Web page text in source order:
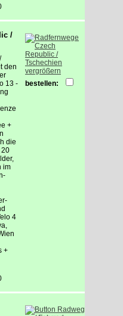
/
den
13 -
+
die
20
im
4
+
vergrößern
bestellen: